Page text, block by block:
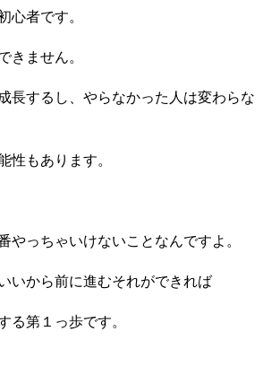
心者です。
きません。
長するし、やらなかった人は変わらな
性もあります。
やっちゃいけないことなんですよ。
いから前に進むそれができれば
る第１っ歩です。